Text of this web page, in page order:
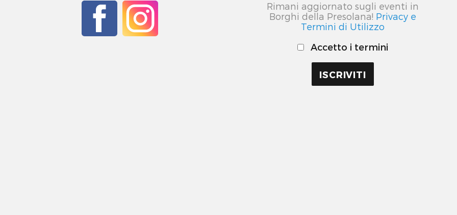
Rimani aggiornato sugli eventi in
Borghi della Presolana! Privacy e
Termini di Utilizzo
Accetto i termini